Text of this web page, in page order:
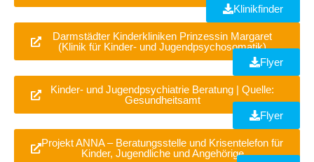
Klinikfinder
Darmstädter Kinderkliniken Prinzessin Margaret
(Klinik für Kinder- und Jugendpsychosomatik)
Flyer
Kinder- und Jugendpsychiatrie Beratung | Quelle:
Gesundheitsamt
Flyer
Projekt ANNA – Beratungsstelle und Krisentelefon für
Kinder, Jugendliche und Angehörige